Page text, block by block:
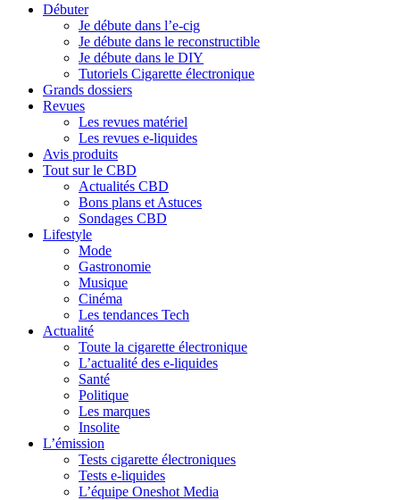
Débuter
Je débute dans l’e-cig
Je débute dans le reconstructible
Je débute dans le DIY
Tutoriels Cigarette électronique
Grands dossiers
Revues
Les revues matériel
Les revues e-liquides
Avis produits
Tout sur le CBD
Actualités CBD
Bons plans et Astuces
Sondages CBD
Lifestyle
Mode
Gastronomie
Musique
Cinéma
Les tendances Tech
Actualité
Toute la cigarette électronique
L’actualité des e-liquides
Santé
Politique
Les marques
Insolite
L’émission
Tests cigarette électroniques
Tests e-liquides
L’équipe Oneshot Media